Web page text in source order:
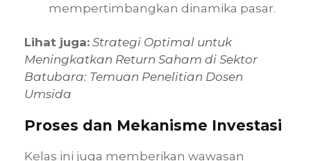
mempertimbangkan dinamika pasar.
Lihat juga: Strategi Optimal untuk
Meningkatkan Return Saham di Sektor
Batubara: Temuan Penelitian Dosen
Umsida
Proses dan Mekanisme Investasi
Kelas ini juga memberikan wawasan